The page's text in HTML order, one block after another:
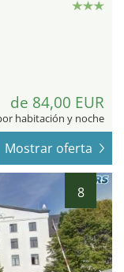
de 84,00 EUR
habitación y noche
Mostrar oferta
8